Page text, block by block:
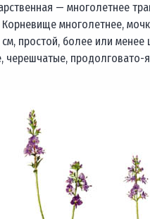
— многолетнее
многолетнее,
см, простой, более или
черешчатые, продолговато-